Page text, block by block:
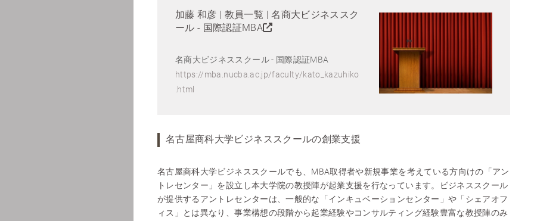
加藤 和彦 | 教員一覧 | 名商大ビジネススク
ール - 国際認証MBA
名商大ビジネススクール - 国際認証MBA
https://mba.nucba.ac.jp/faculty/kato_kazuhiko
.html
名古屋商科大学ビジネススクールの創業支援
名古屋商科大学ビジネススクールでも、MBA取得者や新規事業を考えている方向けの「アン
トレセンター」を設立し本大学院の教授陣が起業支援を行なっています。ビジネススクール
が提供するアントレセンターは、一般的な「インキュベーションセンター」や「シェアオフ
ィス」とは異なり、事業構想の段階から起業経験やコンサルティング経験豊富な教授陣のみ